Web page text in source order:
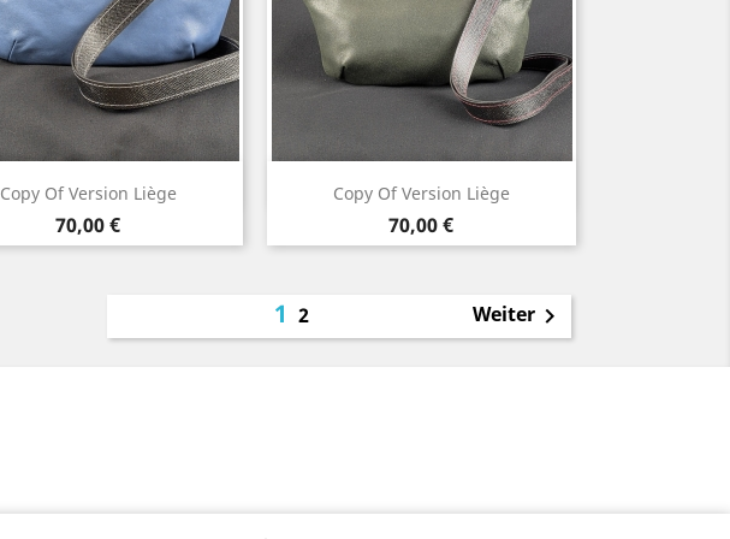
Copy Of Version Liège
Preis
70,00 €
Vorschau Copy Of Version Liège
Preis
70,00 €
Vorschau
12 Weiter